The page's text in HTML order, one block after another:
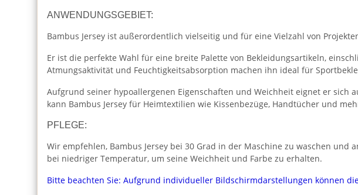
ANWENDUNGSGEBIET:
Bambus Jersey ist außerordentlich vielseitig und für eine Vielzahl von
Er ist die perfekte Wahl für eine breite Palette von Bekleidungsartikeln,
Atmungsaktivität und Feuchtigkeitsabsorption machen ihn ideal für
Aufgrund seiner hypoallergenen Eigenschaften und Weichheit eignet er sich
kann Bambus Jersey für Heimtextilien wie Kissenbezüge, Handtücher und
PFLEGE:
Wir empfehlen, Bambus Jersey bei 30 Grad in der Maschine zu waschen
bei niedriger Temperatur, um seine Weichheit und Farbe zu erhalten.
Bitte beachten Sie: Aufgrund individueller Bildschirmdarstellungen können